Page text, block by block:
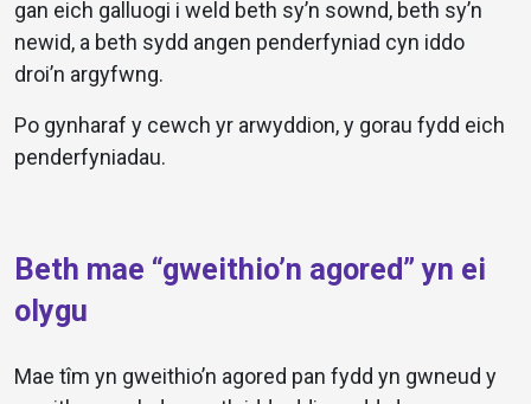
gan eich galluogi i weld beth sy’n sownd, beth sy’n
newid, a beth sydd angen penderfyniad cyn iddo
droi’n argyfwng.
Po gynharaf y cewch yr arwyddion, y gorau fydd eich
penderfyniadau.
Beth mae “gweithio’n agored” yn ei
olygu
Mae tîm yn gweithio’n agored pan fydd yn gwneud y